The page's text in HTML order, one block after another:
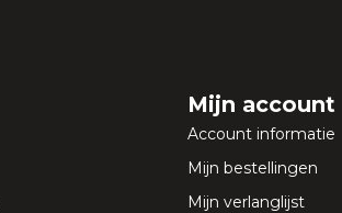
Mijn account
Account informatie
Mijn bestellingen
Mijn verlanglijst